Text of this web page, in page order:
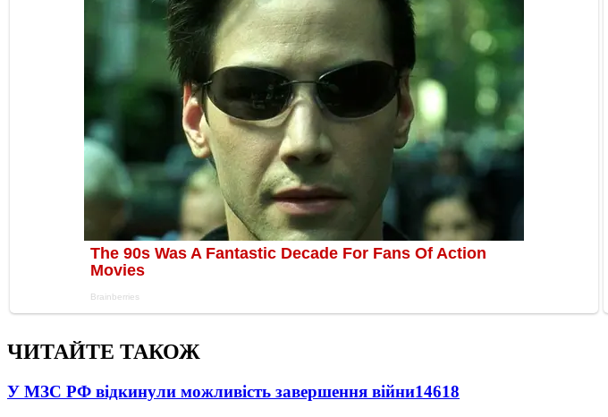
ЧИТАЙТЕ ТАКОЖ
У МЗС РФ відкинули можливість завершення війни14618